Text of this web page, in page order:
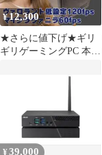
¥12,300
★さらに値下げ★ギリ
ギリゲーミングPC 本体
¥39,000